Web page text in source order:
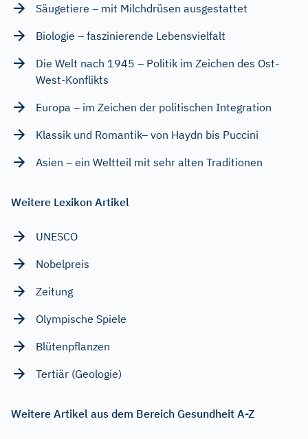
Säugetiere – mit Milchdrüsen ausgestattet
Biologie – faszinierende Lebensvielfalt
Die Welt nach 1945 – Politik im Zeichen des Ost-
West-Konflikts
Europa – im Zeichen der politischen Integration
Klassik und Romantik– von Haydn bis Puccini
Asien – ein Weltteil mit sehr alten Traditionen
Weitere Lexikon Artikel
UNESCO
Nobelpreis
Zeitung
Olympische Spiele
Blütenpflanzen
Tertiär (Geologie)
Weitere Artikel aus dem Bereich Gesundheit A-Z